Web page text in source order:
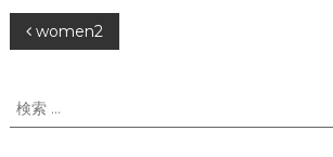
投
ナ
women2
検
索